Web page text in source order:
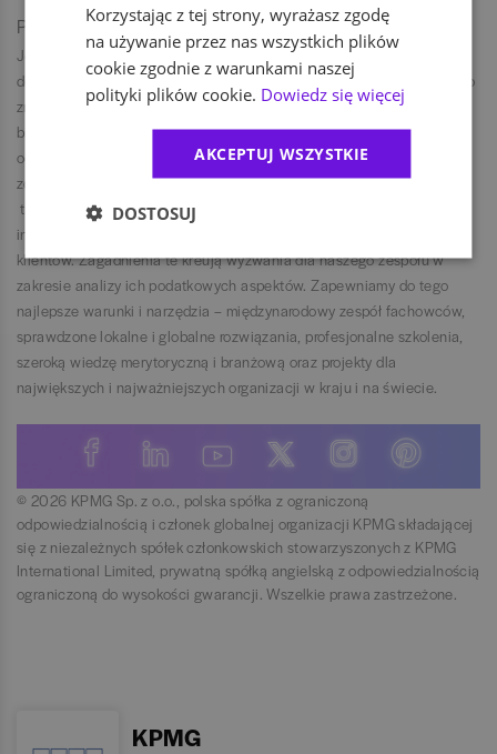
Poznaj lepiej zespół
Jesteśmy zespołem liczącym ponad 40 osób, składającym się z
doradców podatkowych, radców prawnych i ekonomistów. Dążymy do
zrozumienia dynamicznych zmian zachodzących w relacjach
biznesowych naszych klientów i co za tym idzie coraz to nowych
oczekiwań od doradcy podatkowego. Prowadzenie biznesu w trybie
zdalnym, digital economy, przemysł 4.0, zrównoważony rozwój,
transformacja energetyczna, zakłócone łańcuchy dostaw czy też
inflacja to tylko niektóre z zagadnień istotnych obecnie dla naszych
klientów. Zagadnienia te kreują wyzwania dla naszego zespołu w
zakresie analizy ich podatkowych aspektów. Zapewniamy do tego
najlepsze warunki i narzędzia – międzynarodowy zespół fachowców,
sprawdzone lokalne i globalne rozwiązania, profesjonalne szkolenia,
szeroką wiedzę merytoryczną i branżową oraz projekty dla
największych i najważniejszych organizacji w kraju i na świecie.
© 2026 KPMG Sp. z o.o., polska spółka z ograniczoną
odpowiedzialnością i członek globalnej organizacji KPMG składającej
się z niezależnych spółek członkowskich stowarzyszonych z KPMG
International Limited, prywatną spółką angielską z odpowiedzialnością
ograniczoną do wysokości gwarancji. Wszelkie prawa zastrzeżone.
KPMG
Korzystając z tej strony, wyrażasz zgodę
na używanie przez nas wszystkich plików
cookie zgodnie z warunkami naszej
polityki plików cookie. Dowiedz się więcej
AKCEPTUJ WSZYSTKIE
DOSTOSUJ